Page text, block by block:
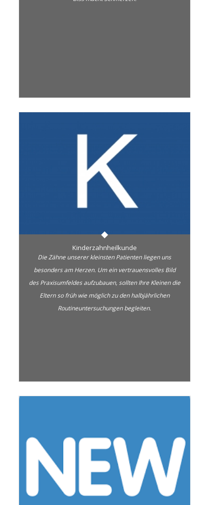
Kinderzahnheilkunde
Die Zähne unserer kleinsten Patienten liegen uns
besonders am Herzen. Um ein vertrauensvolles Bild
des Praxisumfeldes aufzubauen, sollten Ihre Kleinen die
Eltern so früh wie möglich zu den halbjährlichen
Routineuntersuchungen begleiten.